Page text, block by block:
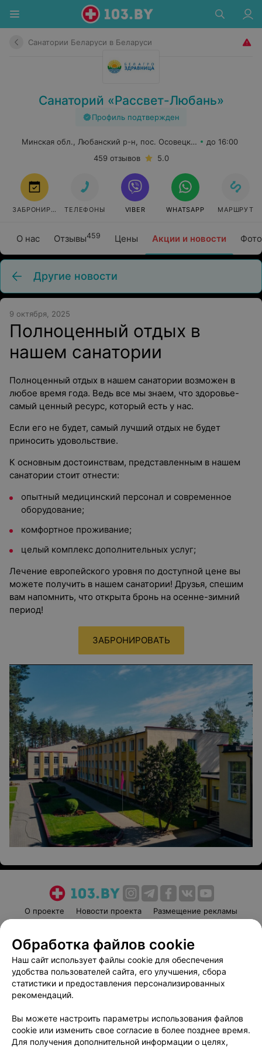
Санатории Беларуси в Беларуси
Санаторий «Рассвет-Любань»
Профиль подтвержден
О нас Отзывы459 Цены Акции и новости
Минская обл., Любанский р-н, пос. Осовецкий
до 16:00
459 отзывов
5.0
ЗАБРОНИРОВАТЬТЕЛЕФОНЫ VIBER WHATSAPP МАРШРУТ
Другие новости
9 октября, 2025
Полноценный отдых в
нашем санатории
Полноценный отдых в нашем санатории возможен в
любое время года. Ведь все мы знаем, что здоровье-
самый ценный ресурс, который есть у нас.
Если его не будет, самый лучший отдых не будет
приносить удовольствие.
К основным достоинствам, представленным в нашем
санатории стоит отнести:
опытный медицинский персонал и современное
оборудование;
комфортное проживание;
целый комплекс дополнительных услуг;
Лечение европейского уровня по доступной цене вы
можете получить в нашем санатории! Друзья, спешим
вам напомнить, что открыта бронь на осенне-зимний
период!
ЗАБРОНИРОВАТЬ
О проекте Новости проекта
Размещение рекламы
Пользовательское соглашение
Способы оплаты
Вакансии
Партнеры
Написать руководителю 103.by
Обработка персональных данных
Обработка файлов cookie
Наш сайт использует файлы cookie для обеспечения
удобства пользователей сайта, его улучшения, сбора
статистики и предоставления персонализированных
рекомендаций.
Вы можете настроить параметры использования файлов
cookie или изменить свое согласие в более позднее время.
Для получения дополнительной информации о целях,